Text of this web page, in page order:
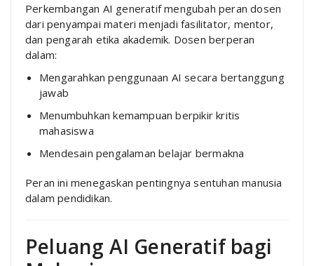
Perkembangan AI generatif mengubah peran dosen
dari penyampai materi menjadi fasilitator, mentor,
dan pengarah etika akademik. Dosen berperan
dalam:
Mengarahkan penggunaan AI secara bertanggung
jawab
Menumbuhkan kemampuan berpikir kritis
mahasiswa
Mendesain pengalaman belajar bermakna
Peran ini menegaskan pentingnya sentuhan manusia
dalam pendidikan.
Peluang AI Generatif bagi